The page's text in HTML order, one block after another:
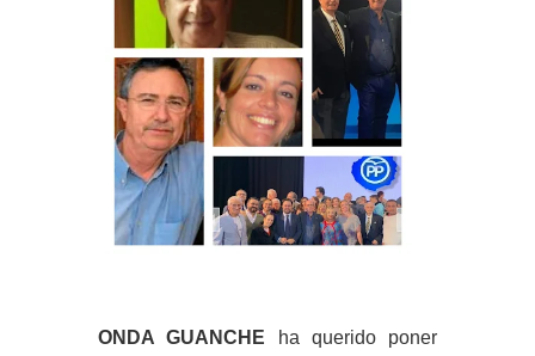
ONDA GUANCHE ha querido poner